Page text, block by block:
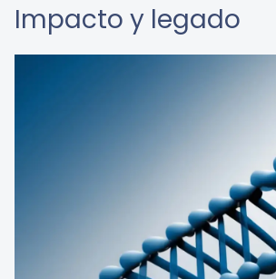
Impacto y legado